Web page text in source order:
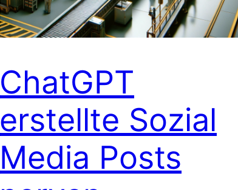
ChatGPT
erstellte Sozial
Media Posts